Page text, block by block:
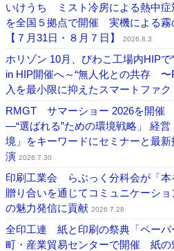
いけうち ミスト冷房による熱中症
を全国５拠点で開催 実機による霧
【７月31日・８月７日】
2026.8.3
ホリゾン 10月、びわこ工場内HIP
in HIP開催へ～“無人化との共存 〜
入を最小限に抑えたスマートファ
RMGT サマーショー 2026を開催
―“選ばれる”ための環境戦略」 経
境」をキーワードにセミナーと最
演 2026.7.30
印刷工業会 らぶっく分科会が「
贈り合いを通じてコミュニケーシ
の魅力発信に貢献 2026.7.28
全印工連 紙と印刷の祭典「ペーパ
町・産業貿易センターで開催 紙の